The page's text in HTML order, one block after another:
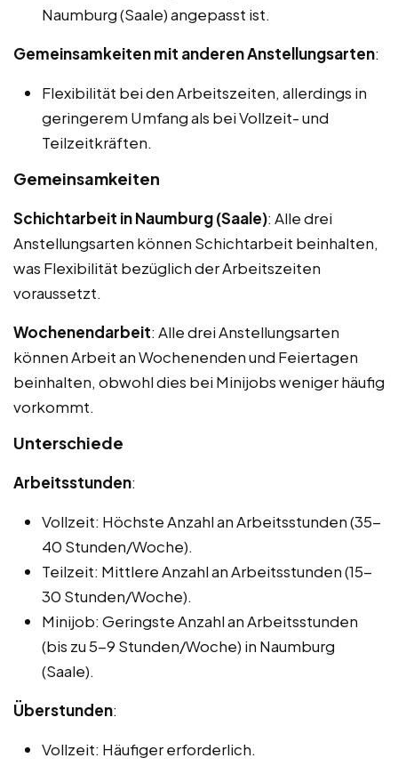
Naumburg (Saale) angepasst ist.
Gemeinsamkeiten mit anderen Anstellungsarten:
Flexibilität bei den Arbeitszeiten, allerdings in
geringerem Umfang als bei Vollzeit- und
Teilzeitkräften.
Gemeinsamkeiten
Schichtarbeit in Naumburg (Saale): Alle drei
Anstellungsarten können Schichtarbeit beinhalten,
was Flexibilität bezüglich der Arbeitszeiten
voraussetzt.
Wochenendarbeit: Alle drei Anstellungsarten
können Arbeit an Wochenenden und Feiertagen
beinhalten, obwohl dies bei Minijobs weniger häufig
vorkommt.
Unterschiede
Arbeitsstunden:
Vollzeit: Höchste Anzahl an Arbeitsstunden (35-
40 Stunden/Woche).
Teilzeit: Mittlere Anzahl an Arbeitsstunden (15-
30 Stunden/Woche).
Minijob: Geringste Anzahl an Arbeitsstunden
(bis zu 5-9 Stunden/Woche) in Naumburg
(Saale).
Überstunden:
Vollzeit: Häufiger erforderlich.